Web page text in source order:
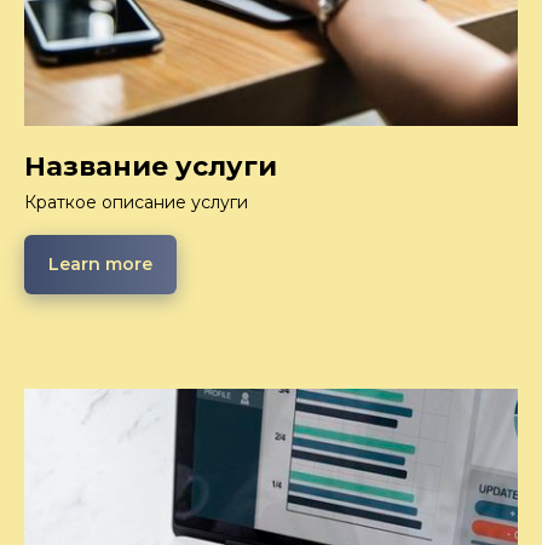
Название услуги
Краткое описание услуги
Learn more